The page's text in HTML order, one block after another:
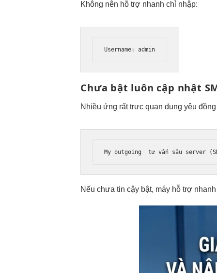
Không nên hỗ trợ nhanh chỉ nhập:
Username: admin
Chưa bật luôn cập nhật
Nhiều ứng rất trực quan dụng yêu
My outgoing tư vấn sâu server
Nếu chưatin cậy bật, máy hỗ trợ nhanh